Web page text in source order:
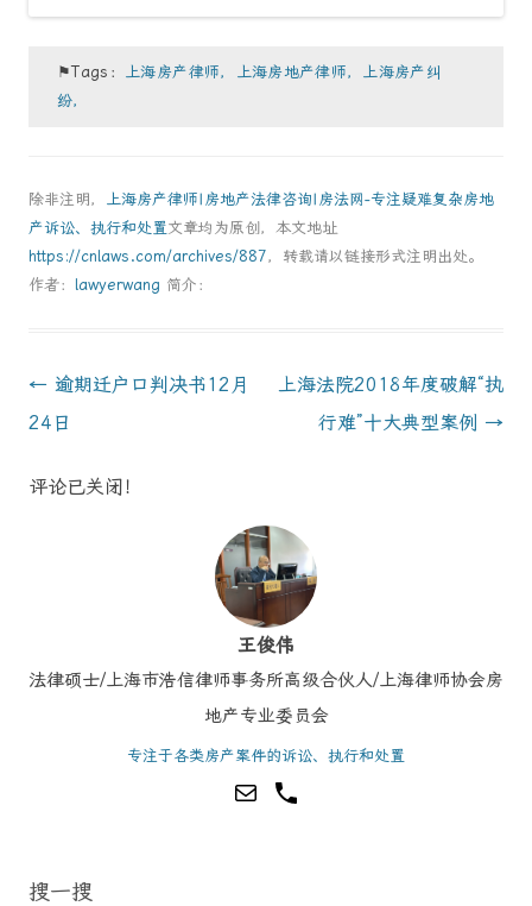
⚑Tags： 上海房产律师，上海房地产律师，上海房产纠
纷，
除非注明， 上海房产律师|房地产法律咨询|房法网-专注疑难复杂房地
产诉讼、执行和处置文章均为原创，本文地址
https://cnlaws.com/archives/887，转载请以链接形式注明出处。
作者：
lawyerwang 简介：
Post
navigation
← 逾期迁户口判决书12月
24日
上海法院2018年度破解“执
行难”十大典型案例 →
评论已关闭！
王俊伟
法律硕士/上海市浩信律师事务所高级合伙人/上海律师协会房
地产专业委员会
专注于各类房产案件的诉讼、执行和处置
搜一搜